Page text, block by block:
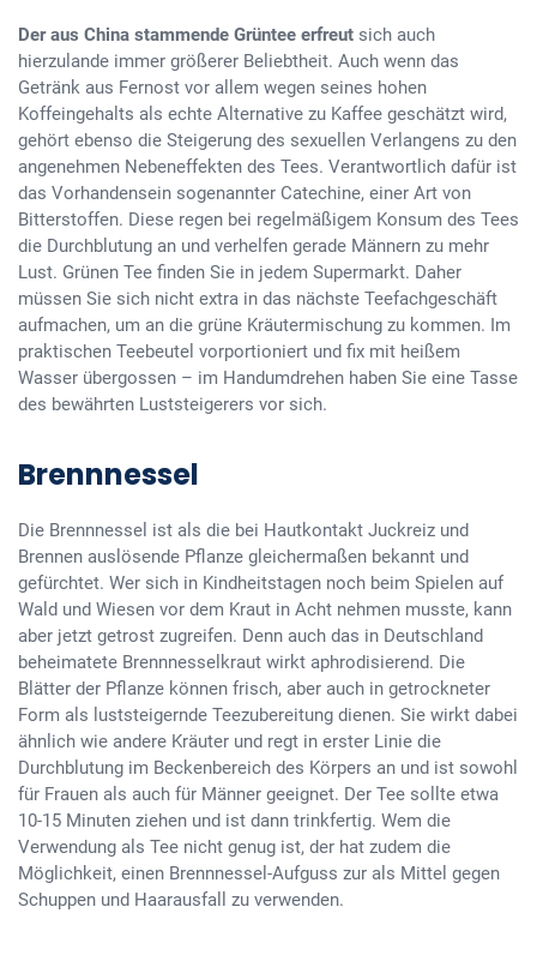
Der aus China stammende Grüntee erfreut sich auch
hierzulande immer größerer Beliebtheit. Auch wenn das
Getränk aus Fernost vor allem wegen seines hohen
Koffeingehalts als echte Alternative zu Kaffee geschätzt wird,
gehört ebenso die Steigerung des sexuellen Verlangens zu den
angenehmen Nebeneffekten des Tees. Verantwortlich dafür ist
das Vorhandensein sogenannter Catechine, einer Art von
Bitterstoffen. Diese regen bei regelmäßigem Konsum des Tees
die Durchblutung an und verhelfen gerade Männern zu mehr
Lust. Grünen Tee finden Sie in jedem Supermarkt. Daher
müssen Sie sich nicht extra in das nächste Teefachgeschäft
aufmachen, um an die grüne Kräutermischung zu kommen. Im
praktischen Teebeutel vorportioniert und fix mit heißem
Wasser übergossen – im Handumdrehen haben Sie eine Tasse
des bewährten Luststeigerers vor sich.
Brennnessel
Die Brennnessel ist als die bei Hautkontakt Juckreiz und
Brennen auslösende Pflanze gleichermaßen bekannt und
gefürchtet. Wer sich in Kindheitstagen noch beim Spielen auf
Wald und Wiesen vor dem Kraut in Acht nehmen musste, kann
aber jetzt getrost zugreifen. Denn auch das in Deutschland
beheimatete Brennnesselkraut wirkt aphrodisierend. Die
Blätter der Pflanze können frisch, aber auch in getrockneter
Form als luststeigernde Teezubereitung dienen. Sie wirkt dabei
ähnlich wie andere Kräuter und regt in erster Linie die
Durchblutung im Beckenbereich des Körpers an und ist sowohl
für Frauen als auch für Männer geeignet. Der Tee sollte etwa
10-15 Minuten ziehen und ist dann trinkfertig. Wem die
Verwendung als Tee nicht genug ist, der hat zudem die
Möglichkeit, einen Brennnessel-Aufguss zur als Mittel gegen
Schuppen und Haarausfall zu verwenden.